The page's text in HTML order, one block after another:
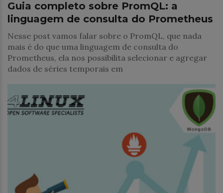
Guia completo sobre PromQL: a
linguagem de consulta do Prometheus
Nesse post vamos falar sobre o PromQL, que nada
mais é do que uma linguagem de consulta do
Prometheus, ela nos possibilita selecionar e agregar
dados de séries temporais em